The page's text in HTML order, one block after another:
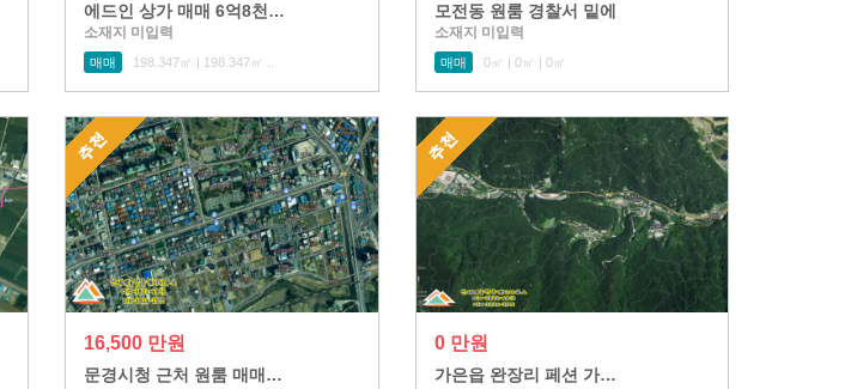
에드인 상가 매매 6억8천…
소재지 미입력
매매 198.347㎡ | 198.347㎡ ..
모전동 원룸 경찰서 밑에
소재지 미입력
매매 0㎡ | 0㎡ | 0㎡
16,500 만원
문경시청 근처 원룸 매매…
0 만원
가은읍 완장리 페션 가…